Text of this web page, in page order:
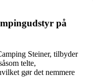
på
Steiner, tilbyder
telte,
gør det nemmere